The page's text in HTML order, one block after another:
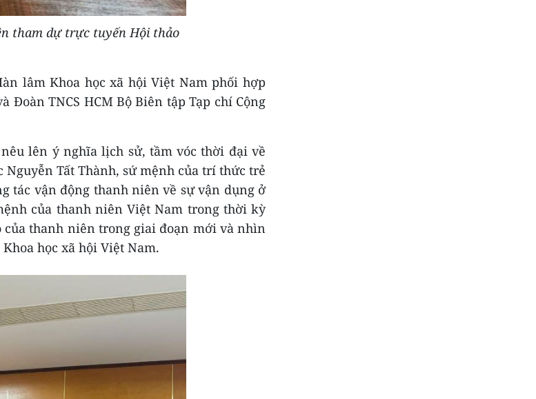
tham dự trực tuyến Hội thảo
lâm Khoa học xã hội Việt Nam phối hợp
TNCS HCM Bộ Biên tập Tạp chí Cộng
lên ý nghĩa lịch sử, tầm vóc thời đại về
Tất Thành, sứ mệnh của trí thức trẻ
tác vận động thanh niên về sự vận dụng ở
của thanh niên Việt Nam trong thời kỳ
thanh niên trong giai đoạn mới và nhìn
học xã hội Việt Nam.